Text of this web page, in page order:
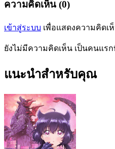
ความคิดเห็น (0)
เข้าสู่ระบบ เพื่อแสดงความคิดเ
ยังไม่มีความคิดเห็น เป็นคนแร
แนะนำสำหรับคุณ